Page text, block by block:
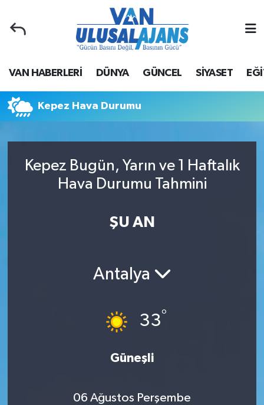
VAN HABERLERİ DÜNYA GÜNCEL SİYASET
Kepez Hava Durumu
Kepez Bugün, Yarın ve 1 Haftalık
Hava Durumu Tahmini
ŞU AN
Antalya
33°
Güneşli
06 Ağustos Perşembe
Van Nöbetçi Eczaneler
Van Hava Durumu
Van Namaz Vakitleri
Süper Lig Puan Durumu ve Fikstür
Son Dakika Haberleri